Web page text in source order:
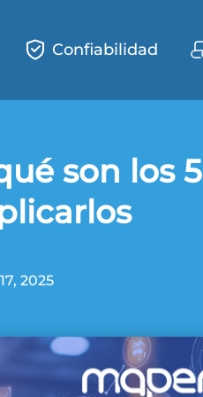
Confiabilidad
son los 5
2025